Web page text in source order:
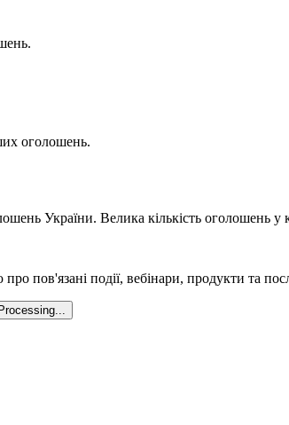
оголошень.
України. Велика кількість оголошень
пов'язані події, вебінари, продукти та